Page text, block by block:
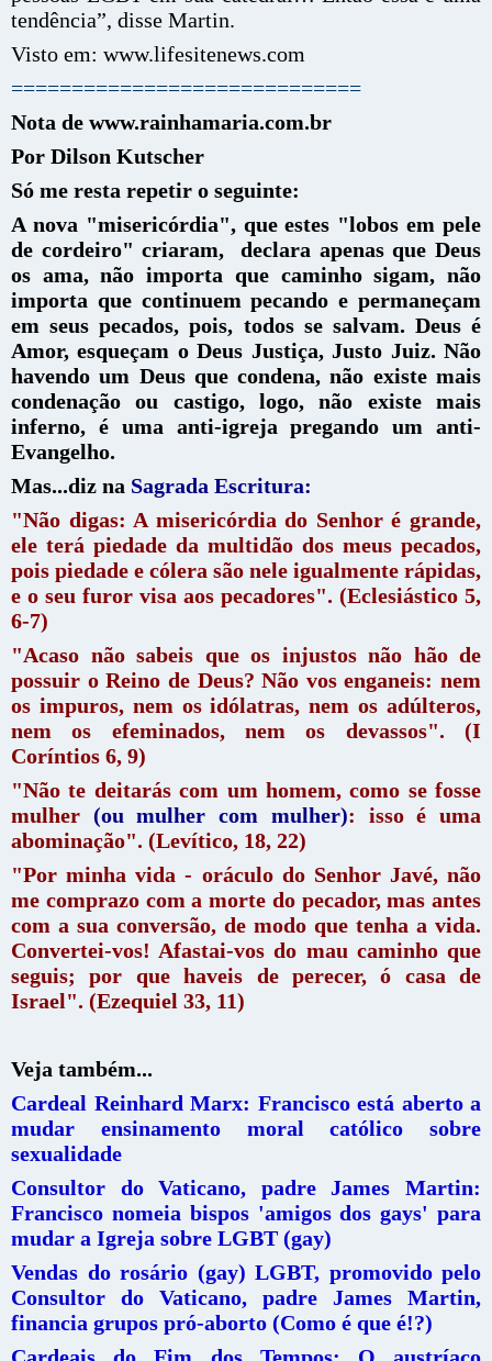
tendência”, disse Martin.
Visto em: www.lifesitenews.com
=============================
Nota de www.rainhamaria.com.br
Por Dilson Kutscher
Só me resta repetir o seguinte:
A nova "misericórdia", que estes "lobos em pele
de cordeiro" criaram, declara apenas que Deus
os ama, não importa que caminho sigam, não
importa que continuem pecando e permaneçam
em seus pecados, pois, todos se salvam. Deus é
Amor, esqueçam o Deus Justiça, Justo Juiz. Não
havendo um Deus que condena, não existe mais
condenação ou castigo, logo, não existe mais
inferno, é uma anti-igreja pregando um anti-
Evangelho.
Mas...diz na Sagrada Escritura:
"Não digas: A misericórdia do Senhor é grande,
ele terá piedade da multidão dos meus pecados,
pois piedade e cólera são nele igualmente rápidas,
e o seu furor visa aos pecadores". (Eclesiástico 5,
6-7)
"Acaso não sabeis que os injustos não hão de
possuir o Reino de Deus? Não vos enganeis: nem
os impuros, nem os idólatras, nem os adúlteros,
nem os efeminados, nem os devassos". (I
Coríntios 6, 9)
"Não te deitarás com um homem, como se fosse
mulher (ou mulher com mulher): isso é uma
abominação". (Levítico, 18, 22)
"Por minha vida - oráculo do Senhor Javé, não
me comprazo com a morte do pecador, mas antes
com a sua conversão, de modo que tenha a vida.
Convertei-vos! Afastai-vos do mau caminho que
seguis; por que haveis de perecer, ó casa de
Israel". (Ezequiel 33, 11)
Veja também...
Cardeal Reinhard Marx: Francisco está aberto a
mudar ensinamento moral católico sobre
sexualidade
Consultor do Vaticano, padre James Martin:
Francisco nomeia bispos 'amigos dos gays' para
mudar a Igreja sobre LGBT (gay)
Vendas do rosário (gay) LGBT, promovido pelo
Consultor do Vaticano, padre James Martin,
financia grupos pró-aborto (Como é que é!?)